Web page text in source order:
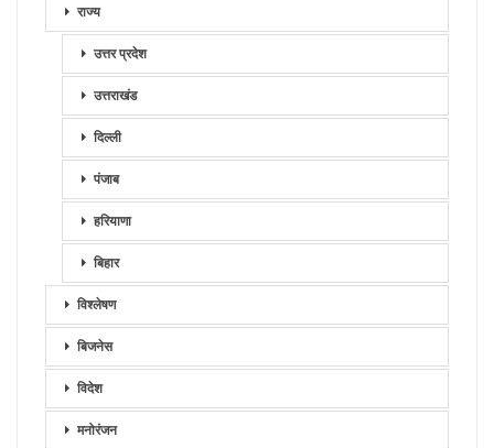
राज्य
उत्तर प्रदेश
उत्तराखंड
दिल्ली
पंजाब
हरियाणा
बिहार
विश्लेषण
बिजनेस
विदेश
मनोरंजन